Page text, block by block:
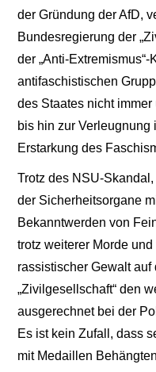
der Gründung der AfD,
Bundesregierung der
der „Anti-
antifaschistischen
des Staates nicht
bis hin zur
Erstarkung des
Trotz des NSU-
der Sicherheitsorgane
Bekanntwerden von
trotz weiterer Morde
rassistischer Gewalt
„Zivilgesellschaft“ den
ausgerechnet bei der
Es ist kein Zufall, dass
mit Medaillen